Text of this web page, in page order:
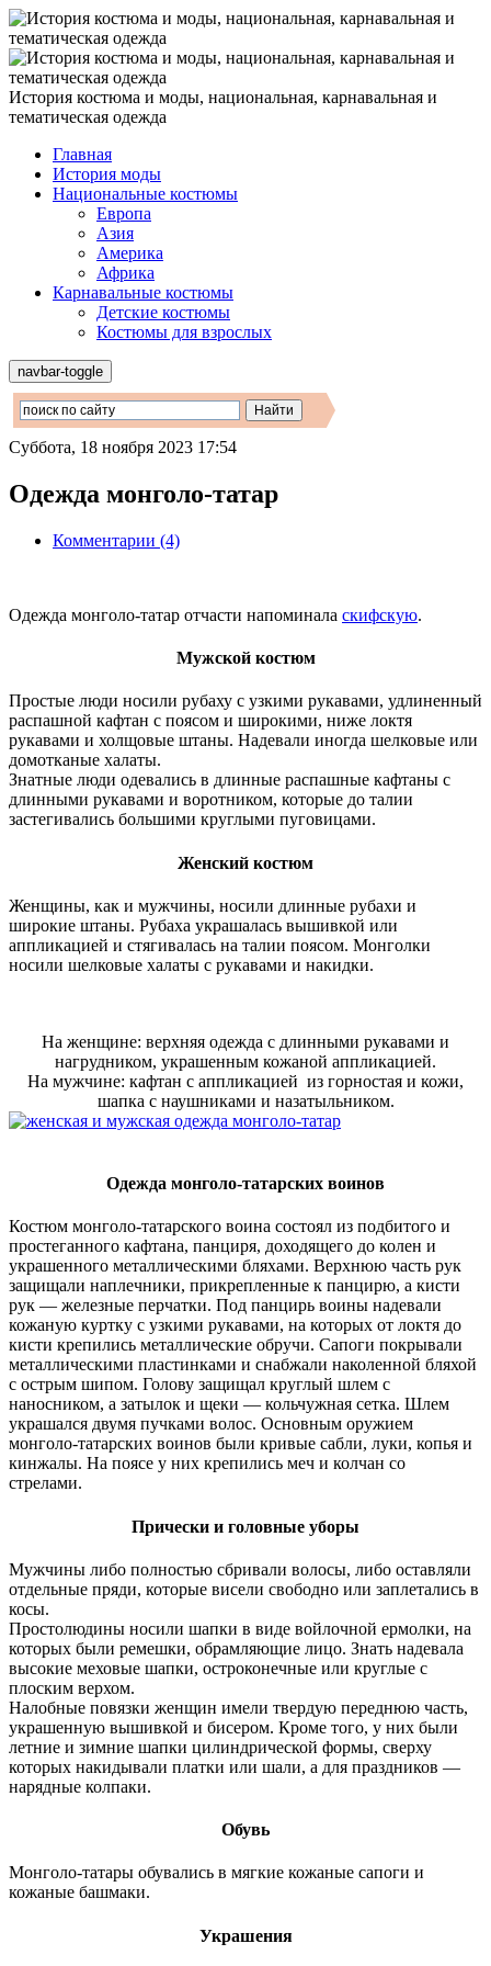
История костюма и моды, национальная, карнавальная и
тематическая одежда
Главная
История моды
Национальные костюмы
Европа
Азия
Америка
Африка
Карнавальные костюмы
Детские костюмы
Костюмы для взрослых
navbar-toggle
Суббота, 18 ноября 2023 17:54
Одежда монголо-татар
Комментарии (4)
Одежда монголо-татар отчасти напоминала скифскую.
Мужской костюм
Простые люди носили рубаху с узкими рукавами, удлиненный
распашной кафтан с поясом и широкими, ниже локтя
рукавами и холщовые штаны. Надевали иногда шелковые или
домотканые халаты.
Знатные люди одевались в длинные распашные кафтаны с
длинными рукавами и воротником, которые до талии
застегивались большими круглыми пуговицами.
Женский костюм
Женщины, как и мужчины, носили длинные рубахи и
широкие штаны. Рубаха украшалась вышивкой или
аппликацией и стягивалась на талии поясом. Монголки
носили шелковые халаты с рукавами и накидки.
На женщине: верхняя одежда с длинными рукавами и
нагрудником, украшенным кожаной аппликацией.
На мужчине: кафтан с аппликацией из горностая и кожи,
шапка с наушниками и назатыльником.
Одежда монголо-татарских воинов
Костюм монголо-татарского воина состоял из подбитого и
простеганного кафтана, панциря, доходящего до колен и
украшенного металлическими бляхами. Верхнюю часть рук
защищали наплечники, прикрепленные к панцирю, а кисти
рук — железные перчатки. Под панцирь воины надевали
кожаную куртку с узкими рукавами, на которых от локтя до
кисти крепились металлические обручи. Сапоги покрывали
металлическими пластинками и снабжали наколенной бляхой
с острым шипом. Голову защищал круглый шлем с
наносником, а затылок и щеки — кольчужная сетка. Шлем
украшался двумя пучками волос. Основным оружием
монголо-татарских воинов были кривые сабли, луки, копья и
кинжалы. На поясе у них крепились меч и колчан со
стрелами.
Прически и головные уборы
Мужчины либо полностью сбривали волосы, либо оставляли
отдельные пряди, которые висели свободно или заплетались в
косы.
Простолюдины носили шапки в виде войлочной ермолки, на
которых были ремешки, обрамляющие лицо. Знать надевала
высокие меховые шапки, остроконечные или круглые с
плоским верхом.
Налобные повязки женщин имели твердую переднюю часть,
украшенную вышивкой и бисером. Кроме того, у них были
летние и зимние шапки цилиндрической формы, сверху
которых накидывали платки или шали, а для праздников —
нарядные колпаки.
Обувь
Монголо-татары обувались в мягкие кожаные сапоги и
кожаные башмаки.
Украшения